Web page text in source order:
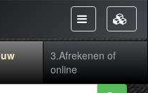
3.Afrekenen of
online